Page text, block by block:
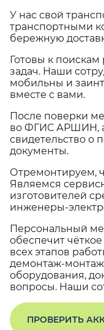
У нас свой
транспортными
бережную
Готовы к
задач. Наши
мобильны и
вместе с вами.
После поверки
во ФГИС АРШИН, а
свидетельство о
документы.
Отремонтируем,
Являемся
изготовителей
инженеры-
Персональный
обеспечит
всех этапов
демонтаж-
оборудования,
вопросы. Наши
ПРОВЕРИТЬ